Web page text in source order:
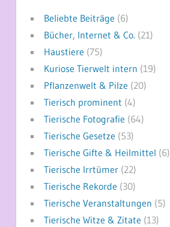
Beliebte Beiträge (6)
Bücher, Internet & Co. (21)
Haustiere (75)
Kuriose Tierwelt intern (19)
Pflanzenwelt & Pilze (20)
Tierisch prominent (4)
Tierische Fotografie (64)
Tierische Gesetze (53)
Tierische Gifte & Heilmittel (6)
Tierische Irrtümer(22)
Tierische Rekorde (30)
Tierische Veranstaltungen (5)
Tierische Witze & Zitate (13)